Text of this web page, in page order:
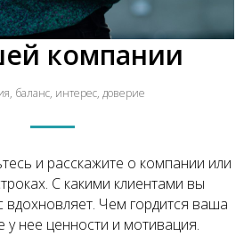
компании
баланс, интерес, доверие
и расскажите о компании или
С какими клиентами вы
вдохновляет. Чем гордится ваша
у нее ценности и мотивация.